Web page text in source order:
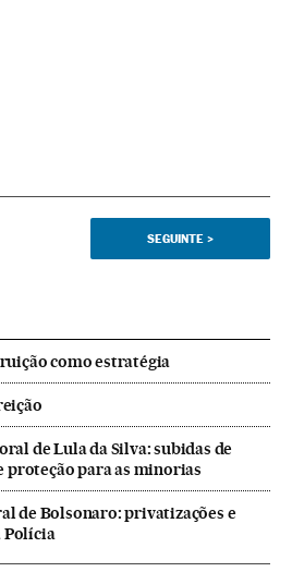
SEGUINTE >
como estratégia
de Lula da Silva: subidas de
proteção para as minorias
de Bolsonaro: privatizações e
Polícia